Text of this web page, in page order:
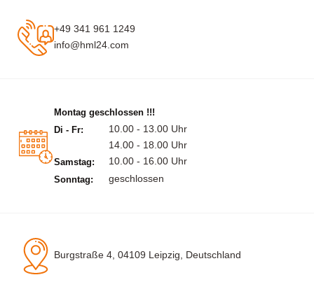
+49 341 961 1249
info@hml24.com
Montag geschlossen !!!
Di - Fr:
10.00 - 13.00 Uhr
14.00 - 18.00 Uhr
Samstag: 10.00 - 16.00 Uhr
Sonntag: geschlossen
Burgstraße 4, 04109 Leipzig, Deutschland